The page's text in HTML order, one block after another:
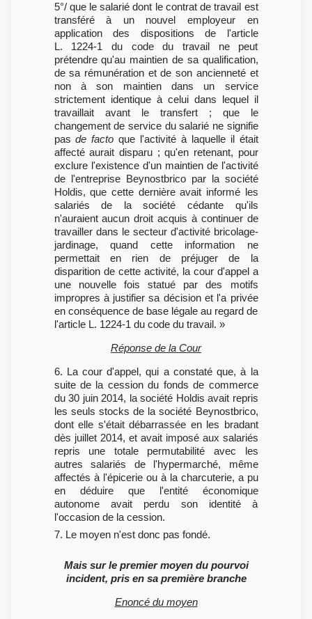
5°/ que le salarié dont le contrat de travail est
transféré à un nouvel employeur en
application des dispositions de l'article
L. 1224-1 du code du travail ne peut
prétendre qu'au maintien de sa qualification,
de sa rémunération et de son ancienneté et
non à son maintien dans un service
strictement identique à celui dans lequel il
travaillait avant le transfert ; que le
changement de service du salarié ne signifie
pasde facto que l'activité à laquelle il était
affecté aurait disparu ; qu'en retenant, pour
exclure l'existence d'un maintien de l'activité
de l'entreprise Beynostbrico par la société
Holdis, que cette dernière avait informé les
salariés de la société cédante qu'ils
n'auraient aucun droit acquis à continuer de
travailler dans le secteur d'activité bricolage-
jardinage, quand cette information ne
permettait en rien de préjuger de la
disparition de cette activité, la cour d'appel a
une nouvelle fois statué par des motifs
impropres à justifier sa décision et l'a privée
en conséquence de base légale au regard de
l'article L. 1224-1 du code du travail. »
Réponse de la Cour
6. La cour d'appel, qui a constaté que, à la
suite de la cession du fonds de commerce
du 30 juin 2014, la société Holdis avait repris
les seuls stocks de la société Beynostbrico,
dont elle s'était débarrassée en les bradant
dès juillet 2014, et avait imposé aux salariés
repris une totale permutabilité avec les
autres salariés de l'hypermarché, même
affectés à l'épicerie ou à la charcuterie, a pu
en déduire que l'entité économique
autonome avait perdu son identité à
l'occasion de la cession.
7. Le moyen n'est donc pas fondé.
Mais sur le premier moyen du pourvoi
incident, pris en sa première branche
Enoncé du moyen